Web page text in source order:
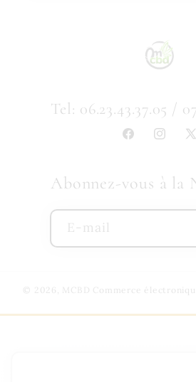
Tel: 06.23.43.37.05 /
Facebook
X
Abonnez-vous à la
E-mail
© 2026, MCBD Commerce